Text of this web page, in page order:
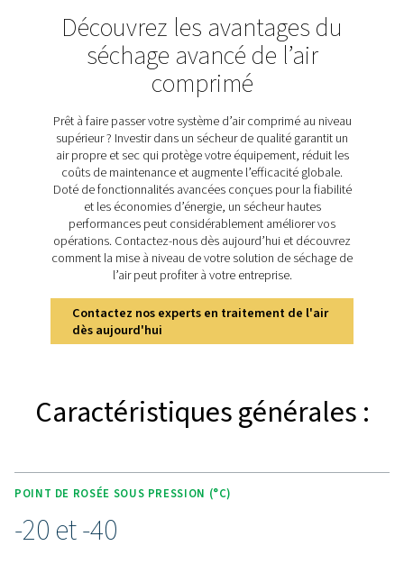
de deux tours qui basculent entre deux modes
fonctionnement. Alors qu’une tour sèche l’air, l’autre
l’humidité de son dessiccant saturé pour le régénérer,
dire pour le préparer à un nouveau cycle de séchage.
43 utilise de l’air de purge sec et expansé pour ce
régénération.
Découvrez les
caractéristiques du PH
Le sécheur par adsorption sans chaleur PH 22-43 est
d’une multitude de caractéristiques qui garantissent
énergétique, la fiabilité et une installation et un
sécheur, une optimisation de la buse de purge et un
PDP en option. Le contrôleur DC1 facile à utiliser
PDP. En termes de fiabilité, le dessiccant de haute
22-43 peut durer jusqu’à 40 000 heures ou 5 ans
fonctionnement. Le sécheur est également équipé